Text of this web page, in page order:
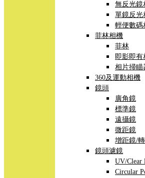
無反光鏡
單鏡反光
輕便數碼
菲林相機
菲林
即影即有
相片掃瞄
360及運動相機
鏡頭
廣角鏡
標準鏡
遠攝鏡
微距鏡
增距鏡/
鏡頭濾鏡
UV/Clear
Circular